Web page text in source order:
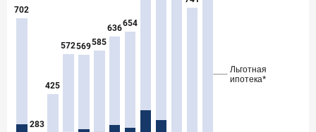
распределяют подписки
Ипотека. Итоги работы крупнейших ипотечных банков
18 марта 2026 года
Банки начали снижать ставки по вкладам еще до
решения ЦБ